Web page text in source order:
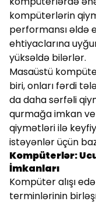
kompüterlərin
performansı əldə
ehtiyaclarına
yüksəldə bilərlər.
Masaüstü
biri, onları fərdi
da daha sərfəli
qurmağa imkan
qiymətləri ilə
istəyənlər üçün
Kompüterlər:
İmkanları
Kompüter alışı
terminlərinin